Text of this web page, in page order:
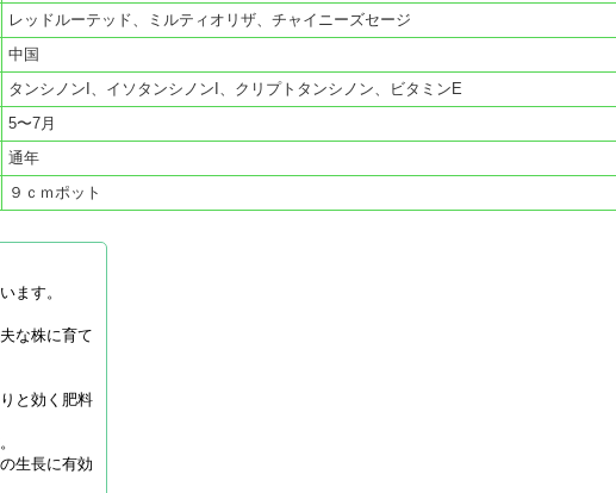
レッドルーテッド、ミルティオリザ、チャイニーズセージ
中国
タンシノンI、イソタンシノンI、クリプトタンシノン、ビタミンE
5〜7月
通年
９ｃｍポット
ます。
な株に育て
と効く肥料
生長に有効